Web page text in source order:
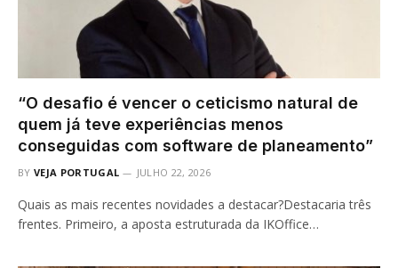
“O desafio é vencer o ceticismo natural de
quem já teve experiências menos
conseguidas com software de planeamento”
BY VEJA PORTUGAL JULHO 22, 2026
Quais as mais recentes novidades a destacar?Destacaria três
frentes. Primeiro, a aposta estruturada da IKOffice…